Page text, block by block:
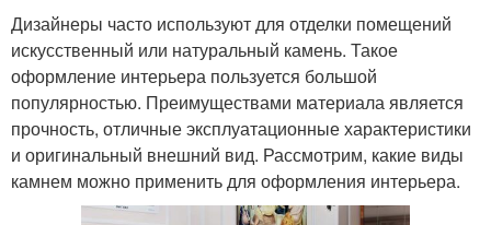
Дизайнеры часто используют для отделки помещений
искусственный или натуральный камень. Такое
оформление интерьера пользуется большой
популярностью. Преимуществами материала является
прочность, отличные эксплуатационные характеристики
и оригинальный внешний вид. Рассмотрим, какие виды
камнем можно применить для оформления интерьера.